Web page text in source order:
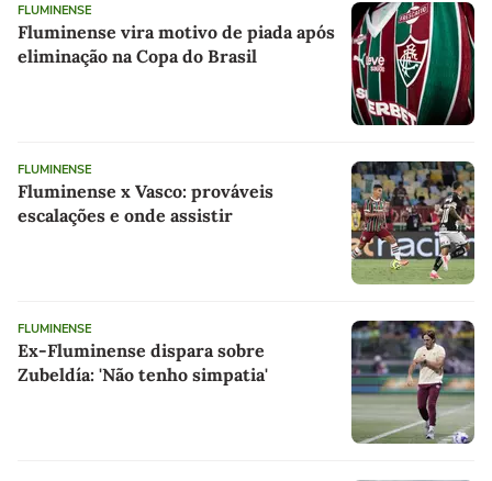
FLUMINENSE
Fluminense vira motivo de piada após
eliminação na Copa do Brasil
FLUMINENSE
Fluminense x Vasco: prováveis
escalações e onde assistir
FLUMINENSE
Ex-Fluminense dispara sobre
Zubeldía: 'Não tenho simpatia'